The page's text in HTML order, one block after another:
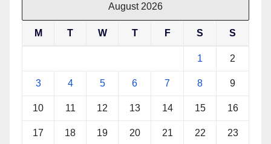
August 2026
M T W T F S S
1 2
3 4 5 6 7 8 9
10 11 12 13 14 15 16
17 18 19 20 21 22 23